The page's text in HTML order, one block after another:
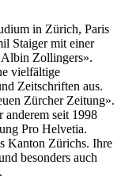
in Zürich, Paris
Staiger mit einer
Albin Zollingers».
vielfältige
Zeitschriften aus.
Zürcher Zeitung».
seit 1998
Pro Helvetia.
Kanton Zürichs. Ihre
besonders auch